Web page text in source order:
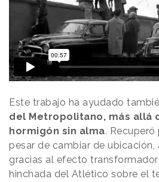
Este trabajo ha ayudado
del Metropolitano, más allá
hormigón sin alma.
pesar de cambiar de
gracias al efecto
hinchada del Atlético sobre el